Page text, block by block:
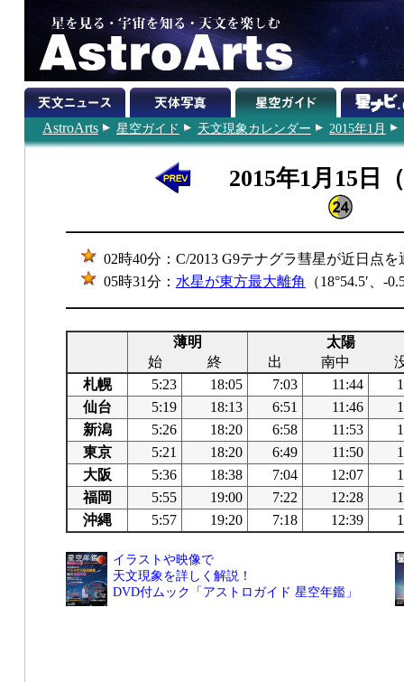
AstroArts 星空ガイド 天文現象カレンダー 2015年1月
2015年1月15日
02時40分：C/2013 G9テナグラ彗星が近日点を
05時31分： 水星が東方最大離角 （18°54.5′、-
薄明
太陽
始
終 出 南中
札幌
5:23 18:05 7:03 11:44
仙台
5:19 18:13 6:51 11:46
新潟
5:26 18:20 6:58 11:53
東京
5:21 18:20 6:49 11:50
大阪
5:36 18:38 7:04 12:07
福岡
5:55 19:00 7:22 12:28
沖縄
5:57 19:20 7:18 12:39
イラストや映像で
天文現象を詳しく解説！
DVD付ムック「アストロガイド 星空年鑑」